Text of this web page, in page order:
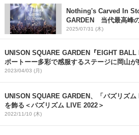
Nothing's Carved In
GARDEN 当代最高峰
を観た
2025/07/31 (木)
UNISON SQUARE GARDEN『EIGHT
ポートーー多彩で感服するステージに岡山が
2023/04/03 (月)
UNISON SQUARE GARDEN、「バズリズ
を飾る＜バズリズム LIVE 2022＞
2022/11/10 (木)